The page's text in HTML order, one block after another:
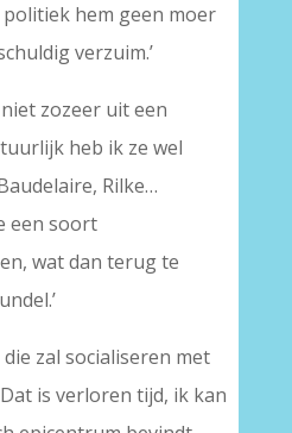
hem geen moer
verzuim.’
zozeer uit een
heb ik ze wel
Rilke…
een soort
wat dan terug te
zal socialiseren met
is verloren tijd, ik kan